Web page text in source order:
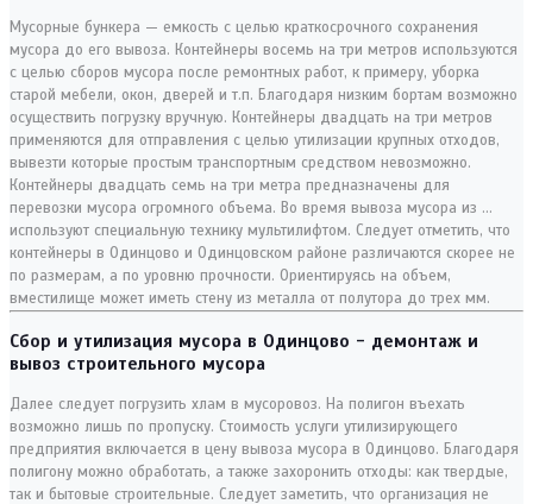
Мусорные бункера — емкость с целью краткосрочного сохранения
мусора до его вывоза. Контейнеры восемь на три метров используются
с целью сборов мусора после ремонтных работ, к примеру, уборка
старой мебели, окон, дверей и т.п. Благодаря низким бортам возможно
осуществить погрузку вручную. Контейнеры двадцать на три метров
применяются для отправления с целью утилизации крупных отходов,
вывезти которые простым транспортным средством невозможно.
Контейнеры двадцать семь на три метра предназначены для
перевозки мусора огромного объема. Во время вывоза мусора из …
используют специальную технику мультилифтом. Следует отметить, что
контейнеры в Одинцово и Одинцовском районе различаются скорее не
по размерам, а по уровню прочности. Ориентируясь на объем,
вместилище может иметь стену из металла от полутора до трех мм.
Сбор и утилизация мусора в Одинцово - демонтаж и
вывоз строительного мусора
Далее следует погрузить хлам в мусоровоз. На полигон въехать
возможно лишь по пропуску. Стоимость услуги утилизирующего
предприятия включается в цену вывоза мусора в Одинцово. Благодаря
полигону можно обработать, а также захоронить отходы: как твердые,
так и бытовые строительные. Следует заметить, что организация не